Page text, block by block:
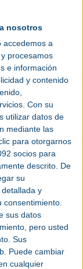
nosotros
accedemos a
procesamos
e información
y contenido
Con su
utilizar datos de
mediante las
para otorgarnos
socios para
descrito. De
su
y
consentimiento.
sus datos
pero usted
Sus
Puede cambiar
cualquier
la
soluciones
, la
de forma
a
la
de nuevos
y